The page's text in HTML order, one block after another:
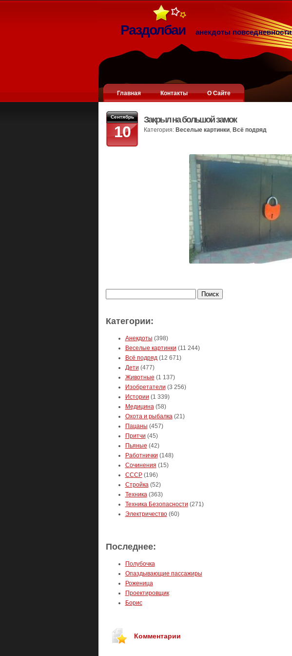
Раздолбаи анекдоты повседневности
Главная Контакты О Сайте
Сентябрь
10
Закрыл на большой замок
Категория: Веселые картинки, Всё подряд
Категории:
Анекдоты (398)
Веселые картинки (11 244)
Всё подряд(12 671)
Дети (477)
Животные (1 137)
Изобретатели (3 256)
Истории (1 339)
Медицина(58)
Охота и рыбалка(21)
Пацаны (457)
Притчи (45)
Пьяные (42)
Работнички (148)
Сочинения (15)
СССР(196)
Стройка(52)
Техника(363)
Техника Безопасности (271)
Электричество(60)
Последнее:
Полубочка
Опаздывающие пассажиры
Роженица
Проектировщик
Борис
Комментарии